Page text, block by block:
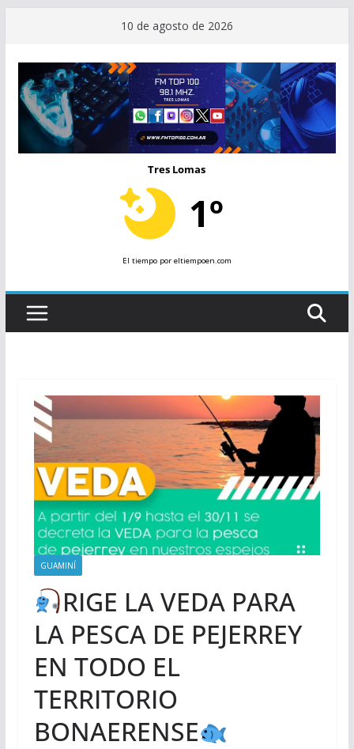
contenido
10 de agosto de 2026
Tres Lomas
1º
El tiempopor eltiempoen.com
GUAMINÍ
RIGE LA VEDA PARA
LA PESCA DE PEJERREY
EN TODO EL
TERRITORIO
BONAERENSE